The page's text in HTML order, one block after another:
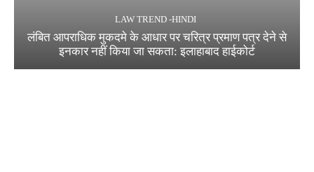
LAW TREND -HINDI
लंबित आपराधिक मुकदमे के आधार पर चरित्र प्रमाण पत्र देने से
इनकार नहीं किया जा सकता: इलाहाबाद हाईकोर्ट